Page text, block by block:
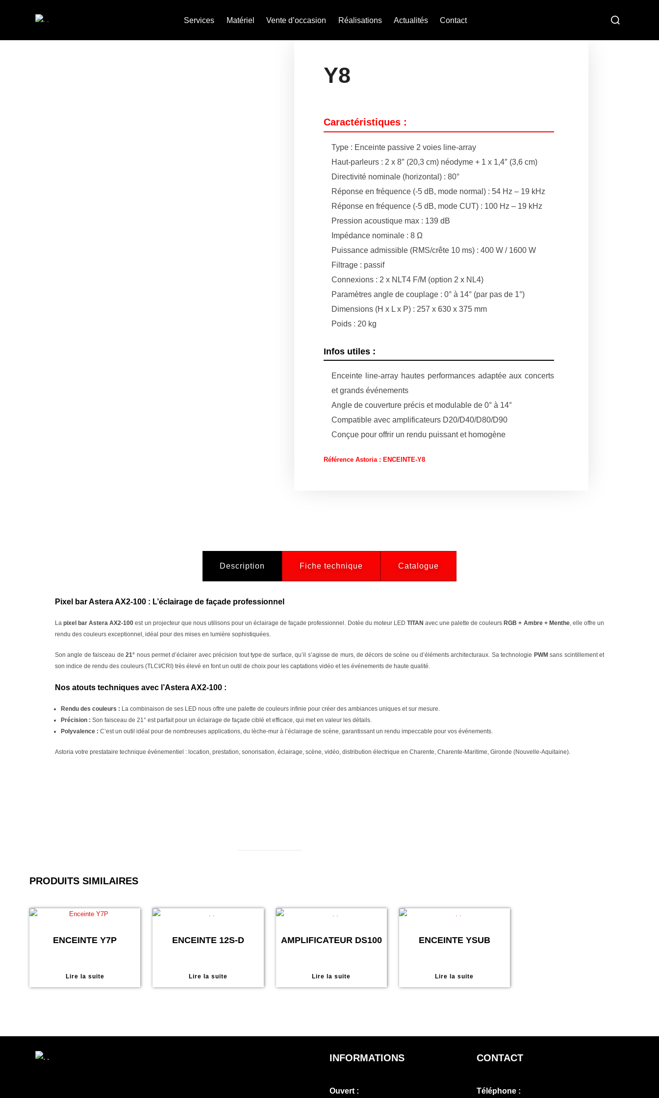
Services Matériel Vente d’occasion Réalisations Actualités Contact
Y8
Caractéristiques :
Type : Enceinte passive 2 voies line-array
Haut-parleurs : 2 x 8″ (20,3 cm) néodyme + 1 x 1,4″ (3,6 cm)
Directivité nominale (horizontal) : 80°
Réponse en fréquence (-5 dB, mode normal) : 54 Hz – 19 kHz
Réponse en fréquence (-5 dB, mode CUT) : 100 Hz – 19 kHz
Pression acoustique max : 139 dB
Impédance nominale : 8 Ω
Puissance admissible (RMS/crête 10 ms) : 400 W / 1600 W
Filtrage : passif
Connexions : 2 x NLT4 F/M (option 2 x NL4)
Paramètres angle de couplage : 0° à 14° (par pas de 1°)
Dimensions (H x L x P) : 257 x 630 x 375 mm
Poids : 20 kg
Infos utiles :
Enceinte line-array hautes performances adaptée aux concerts
et grands événements
Angle de couverture précis et modulable de 0° à 14°
Compatible avec amplificateurs D20/D40/D80/D90
Conçue pour offrir un rendu puissant et homogène
Référence Astoria : ENCEINTE-Y8
Description Fiche technique Catalogue
Pixel bar Astera AX2-100 : L’éclairage de façade professionnel
Lapixel bar Astera AX2-100 est un projecteur que nous utilisons pour un éclairage de façade professionnel. Dotée du moteur LED TITAN avec une palette de couleurs RGB + Ambre + Menthe, elle offre un
rendu des couleurs exceptionnel, idéal pour des mises en lumière sophistiquées.
Son angle de faisceau de21° nous permet d’éclairer avec précision tout type de surface, qu’il s’agisse de murs, de décors de scène ou d’éléments architecturaux. Sa technologie PWMsans scintillement et
son indice de rendu des couleurs (TLCI/CRI) très élevé en font un outil de choix pour les captations vidéo et les événements de haute qualité.
Nos atouts techniques avec l’Astera AX2-100 :
Rendu des couleurs : La combinaison de ses LED nous offre une palette de couleurs infinie pour créer des ambiances uniques et sur mesure.
Précision : Son faisceau de 21° est parfait pour un éclairage de façade ciblé et efficace, qui met en valeur les détails.
Polyvalence : C’est un outil idéal pour de nombreuses applications, du lèche-mur à l’éclairage de scène, garantissant un rendu impeccable pour vos événements.
Astoria votre prestataire technique événementiel : location, prestation, sonorisation, éclairage, scène, vidéo, distribution électrique en Charente, Charente-Maritime, Gironde (Nouvelle-Aquitaine).
PRODUITS SIMILAIRES
ENCEINTE Y7P
Lire la suite
ENCEINTE 12S-D
Lire la suite
AMPLIFICATEUR DS100
Lire la suite
ENCEINTE YSUB
Lire la suite
INFORMATIONS
Ouvert :
CONTACT
Téléphone :